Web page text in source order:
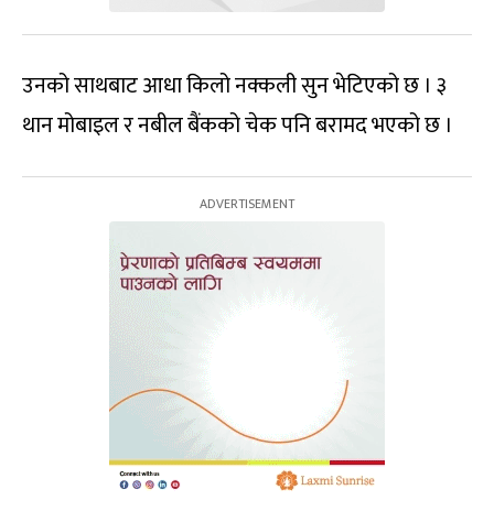
उनको साथबाट आधा किलो नक्कली सुन भेटिएको छ । ३
थान मोबाइल र नबील बैंकको चेक पनि बरामद भएको छ ।